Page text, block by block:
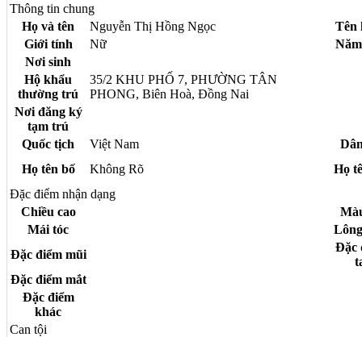
Thông tin chung
Họ và tên
Nguyễn Thị Hồng Ngọc
Tên
Giới tính
Nữ
Nơi sinh
Hộ khẩu
thường trú
35/2 KHU PHỐ 7, PHƯỜNG TÂN
PHONG, Biên Hoà, Đồng Nai
Nơi đăng ký
tạm trú
Quốc tịch
Việt Nam
Họ tên bố
Không Rõ
Họ
Đặc điểm nhận dạng
Chiều cao
Mái tóc
Đặc điểm mũi
Đặc
Đặc điểm mắt
Đặc điểm
khác
Can tội